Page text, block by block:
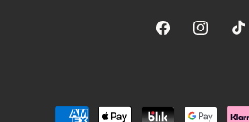
FacebookInstagram
Metodi